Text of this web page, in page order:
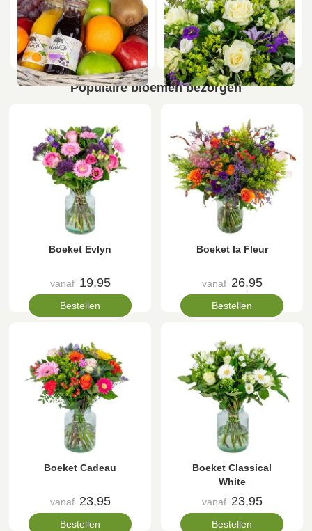
Populaire bloemen bezorgen
Boeket Evlyn
vanaf 19,95
Bestellen
Boeket la Fleur
vanaf 26,95
Bestellen
Boeket Cadeau
vanaf 23,95
Bestellen
Boeket Classical
White
vanaf 23,95
Bestellen